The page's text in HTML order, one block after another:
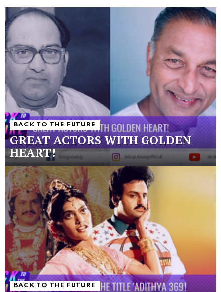
BACK TO THE FUTURE
GREAT ACTORS WITH GOLDEN
HEART!
BACK TO THE FUTURE